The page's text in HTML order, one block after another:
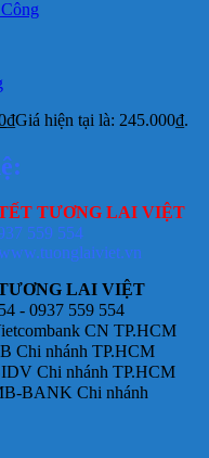
₫Giá hiện tại là: 245.000₫.
TƯƠNG LAI VIỆT
559 554
LAI VIỆT
- 0937 559 554
CN TP.HCM
Chi nhánh TP.HCM
Chi nhánh TP.HCM
BANK Chi nhánh